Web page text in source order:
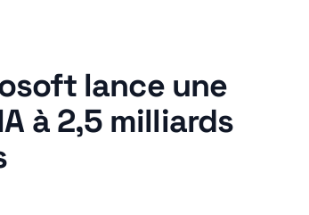
lance une
à 2,5 milliards